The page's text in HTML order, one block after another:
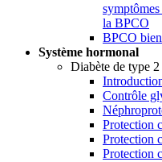
la BPCO
BPCO
Système hormonal
Diabète de type 2
Contrôle
Protection
Protection
Protection